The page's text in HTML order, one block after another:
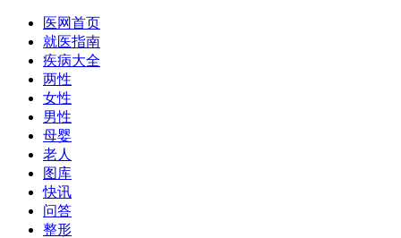
医网首页
就医指南
疾病大全
两性
女性
男性
母婴
老人
图库
快讯
问答
整形